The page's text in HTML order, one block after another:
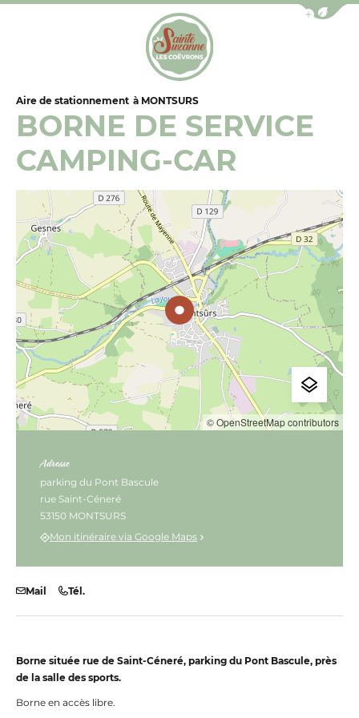
Afficher la
Aire de stationnement à MONTSURS
BORNE DE SERVICE
CAMPING-CAR
Borne située rue de Saint-Céneré, parking du Pont Bascule, près
de la salle des sports.
Borne en accès libre.
© OpenStreetMap contributors
Adresse
parking du Pont Bascule
rue Saint-Céneré
53150 MONTSURS
Mon itinéraire via Google Maps
Mail Tél.